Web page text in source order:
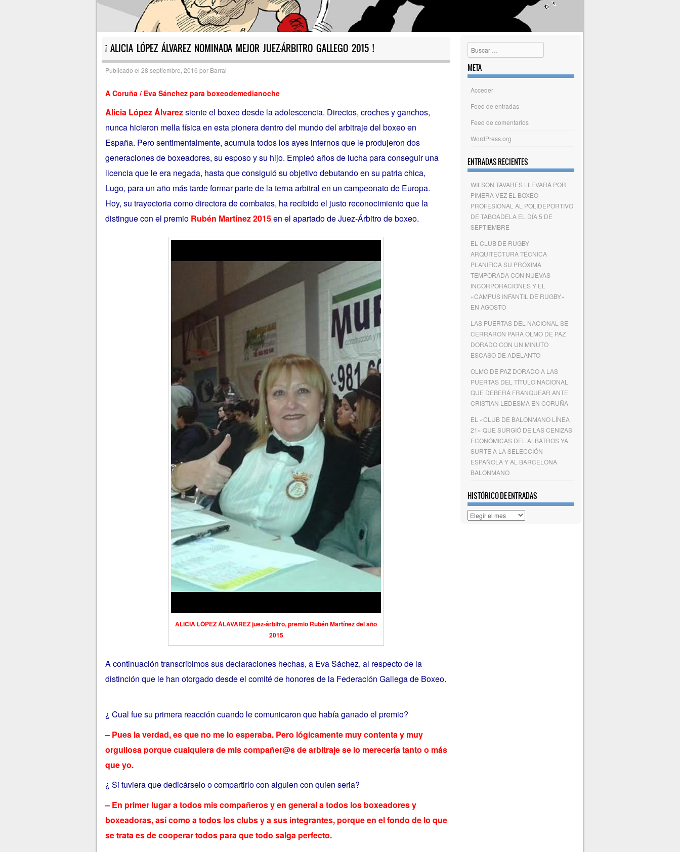
¡ ALICIA LÓPEZ ÁLVAREZ NOMINADA MEJOR JUEZ-ÁRBITRO GALLEGO 2015 !
Publicado el 28 septiembre, 2016 por Barral
A Coruña / Eva Sánchez para boxeodemedianoche
Alicia López Álvarezsiente el boxeo desde la adolescencia. Directos, croches y ganchos,
nunca hicieron mella física en esta pionera dentro del mundo del arbitraje del boxeo en
España. Pero sentimentalmente, acumula todos los ayes internos que le produjeron dos
generaciones de boxeadores, su esposo y su hijo. Empleó años de lucha para conseguir una
licencia que le era negada, hasta que consiguió su objetivo debutando en su patria chica,
Lugo, para un año más tarde formar parte de la terna arbitral en un campeonato de Europa.
Hoy, su trayectoria como directora de combates, ha recibido el justo reconocimiento que la
distingue con el premioRubén Martínez 2015en el apartado de Juez-Árbitro de boxeo.
ALICIA LÓPEZ ÁLAVAREZ juez-árbitro, premio Rubén Martínez del año
2015
A continuación transcribimos sus declaraciones hechas, a Eva Sáchez, al respecto de la
distinción que le han otorgado desde el comité de honores de la Federación Gallega de Boxeo.
¿ Cual fue su primera reacción cuando le comunicaron que había ganado el premio?
– Pues la verdad, es que no me lo esperaba. Pero lógicamente muy contenta y muy
orgullosa porque cualquiera de mis compañer@s de arbitraje se lo merecería tanto o más
que yo.
¿ Si tuviera que dedicárselo o compartirlo con alguien con quien seria?
– En primer lugar a todos mis compañeros y en general a todos los boxeadores y
boxeadoras, así como a todos los clubs y a sus integrantes, porque en el fondo de lo que
se trata es de cooperar todos para que todo salga perfecto.
Buscar
META
Acceder
Feed de entradas
Feed de comentarios
WordPress.org
ENTRADAS RECIENTES
WILSON TAVARES LLEVARÁ POR
PIMERA VEZ EL BOXEO
PROFESIONAL AL POLIDEPORTIVO
DE TABOADELA EL DÍA 5 DE
SEPTIEMBRE
EL CLUB DE RUGBY
ARQUITECTURA TÉCNICA
PLANIFICA SU PRÓXIMA
TEMPORADA CON NUEVAS
INCORPORACIONES Y EL
«CAMPUS INFANTIL DE RUGBY»
EN AGOSTO
LAS PUERTAS DEL NACIONAL SE
CERRARON PARA OLMO DE PAZ
DORADO CON UN MINUTO
ESCASO DE ADELANTO
OLMO DE PAZ DORADO A LAS
PUERTAS DEL TÍTULO NACIONAL
QUE DEBERÁ FRANQUEAR ANTE
CRISTIAN LEDESMA EN CORUÑA
EL «CLUB DE BALONMANO LÍNEA
21» QUE SURGIÓ DE LAS CENIZAS
ECONÓMICAS DEL ALBATROS YA
SURTE A LA SELECCIÓN
ESPAÑOLA Y AL BARCELONA
BALONMANO
HISTÓRICO DE ENTRADAS
Histórico